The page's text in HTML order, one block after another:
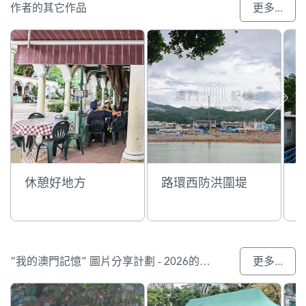
作者的其它作品 更多...
休憩好地方 路環西防洪圍堤
“我的澳門記憶” 圖片分享計劃 - 2026的參與作品 更多...